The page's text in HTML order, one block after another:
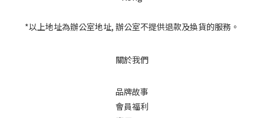
*以上地址為辦公室地址, 辦公室不提供退款及換貨的服務。
關於我們
品牌故事
會員福利